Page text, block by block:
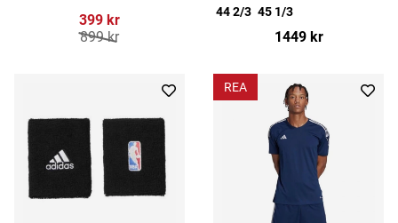
399 kr
899 kr
44 2/3 45 1/3
1449 kr
REA